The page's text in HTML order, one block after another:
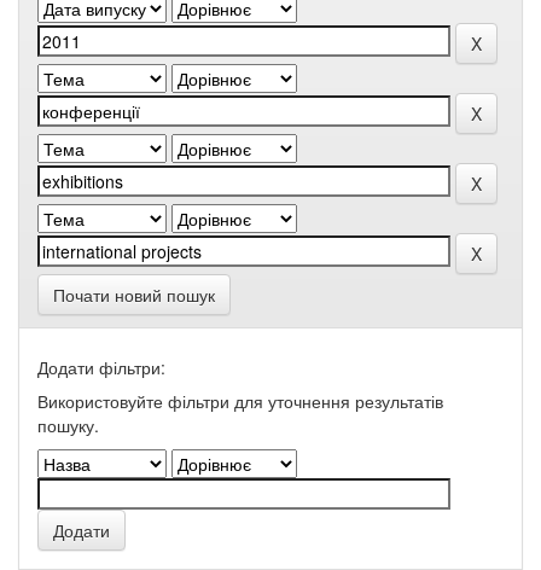
Почати новий пошук
Додати фільтри:
Використовуйте фільтри для уточнення результатів
пошуку.